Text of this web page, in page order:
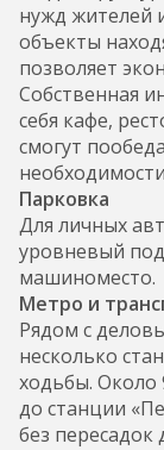
нужд жителей
объекты
позволяет
Собственная
себя кафе,
смогут
Парковка
Для личных
уровневый
машиноместо.
Метро и
Рядом с
несколько
ходьбы. Около
до станции
без